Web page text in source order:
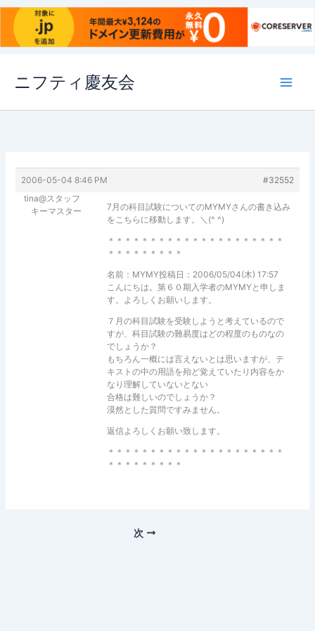
ス
ニフティ慶友会
2006-05-04 8:46 PM
#32552
tina@スタッフ
キーマスター
7月の科目試験についてのMYMYさんの書き込み
をこちらに移動します。＼(^ ^)
＊＊＊＊＊＊＊＊＊＊＊＊＊＊＊＊＊＊＊＊＊
＊＊＊＊＊＊＊＊＊
名前：MYMY投稿日：2006/05/04(木) 17:57
こんにちは。第６０期入学者のMYMYと申しま
す。よろしくお願いします。
７月の科目試験を受験しようと考えているので
すが、科目試験の難易度はどの程度のものなの
でしょうか？
もちろん一概には言えないとは思いますが、テ
キストの中の用語を殆ど覚えていたり内容をか
なり理解していないとない
合格は難しいのでしょうか？
漠然とした質問ですみません。
返信よろしくお願い致します。
＊＊＊＊＊＊＊＊＊＊＊＊＊＊＊＊＊＊＊＊＊
＊＊＊＊＊＊＊＊＊
次